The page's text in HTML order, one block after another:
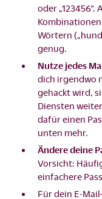
oder „123456“.
Wörtern
genug.
Nutze jedes
dich irgendwo
gehackt wird,
Diensten
dafür einen
unten mehr.
Ändere deine
Vorsicht:
einfachere
Für dein E-